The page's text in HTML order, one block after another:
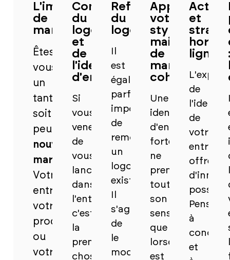
L'image
de
marque
Êtes-
vous
un
tant
soit
peu
nouvelle
marque
Votre
entreprise,
votre
produit
ou
votre
Conception
du
logo
et
de
l'identité
d'entreprise
Si
vous
venez
de
vous
lancer
dans
l'entrepreneuriat,
c'est
la
première
chose
Refonte
du
logo
est
également
parfois
important
de
remodeler
un
logo
existant.
s'agit
de
le
moderniser
Appliquer
votre
style
maison
de
manière
cohérente
Une
identité
d'entreprise
forte
ne
prend
tout
son
sens
que
lorsqu'elle
est
Actifs
et
hors
ligne
de
l'identité
de
votre
offre
Pensez
à
et